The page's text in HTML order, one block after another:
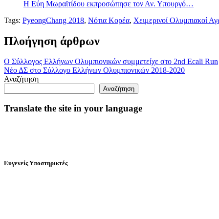
Η Εύη Μωραϊτίδου εκπροσώπησε τον Αν. Υπουργό…
Tags: PyeongChang 2018, Νότια Κορέα, Χειμερινοί Ολυμπιακοί
Πλοήγηση άρθρων
Ο Σύλλογος Ελλήνων Ολυμπιονικών συμμετείχε στο 2nd Ecali Run
Νέο ΔΣ στο Σύλλογο Ελλήνων Ολυμπιονικών 2018-2020
Αναζήτηση
Αναζήτηση
Translate the site in your language
Ευγενείς Υποστηρικτές